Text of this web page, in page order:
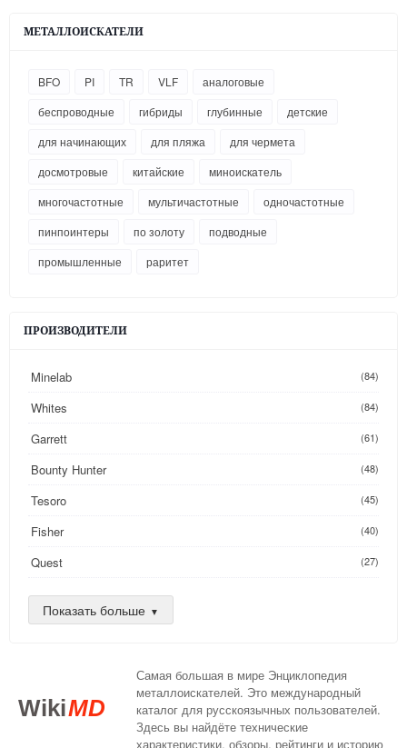
МЕТАЛЛОИСКАТЕЛИ
BFO PI TR VLF
аналоговые
беспроводные
гибриды глубинные
детские
для начинающих
для пляжа
для чермета
досмотровые
китайские
миноискатель
многочастотные
мультичастотные
одночастотные
пинпоинтеры
по золоту
подводные
промышленные
раритет
ПРОИЗВОДИТЕЛИ
Minelab (84)
Whites (84)
Garrett (61)
Bounty Hunter (48)
Tesoro (45)
Fisher (40)
Quest (27)
Golden Mask
Nokta
XP (14)
Показать больше
WikiMD
Самая большая в мире Энциклопедия
металлоискателей. Это международный
каталог для русскоязычных пользователей.
Здесь вы найдёте технические
характеристики, обзоры, рейтинги и историю